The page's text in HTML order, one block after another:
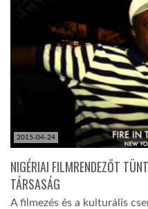
2015-04-24
NIGÉRIAI FILMRENDEZŐT
TÁRSASÁG
A filmezés és a kulturális